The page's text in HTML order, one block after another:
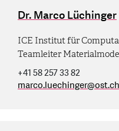
Dr. Marco Lüchinger
ICE Institut für
Teamleiter
+41 58 257 33 82
marco.luechinger@ost.ch